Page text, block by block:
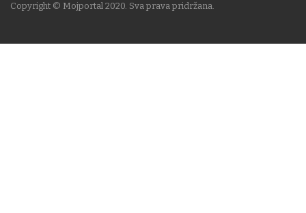
Copyright © Mojportal 2020. Sva prava pridržana.